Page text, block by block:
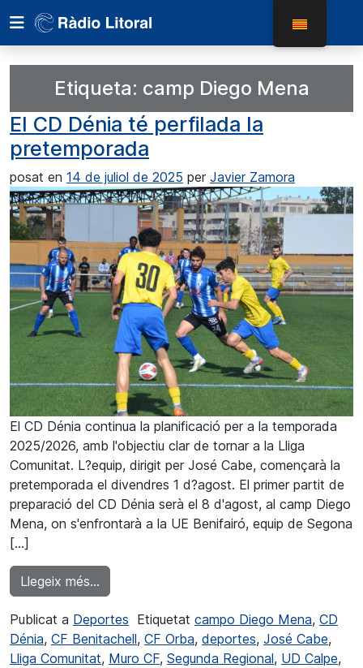
Etiqueta: camp Diego Mena
El CD Dénia té perfilada la
pretemporada
posat en 14 de juliol de 2025 per Javier Zamora
El CD Dénia continua la planificació per a la temporada
2025/2026, amb l'objectiu clar de tornar a la Lliga
Comunitat. L?equip, dirigit per José Cabe, començarà la
pretemporada el divendres 1 d?agost. El primer partit de
preparació del CD Dénia serà el 8 d'agost, al camp Diego
Mena, on s'enfrontarà a la UE Benifairó, equip de Segona
[…]
Llegeix més…
Publicat a Deportes Etiquetat campo Diego Mena, CD
Dénia, CF Benitachell, CF Orba, deportes, José Cabe,
Lliga Comunitat, Muro CF, Segunda Regional, UD Calpe,